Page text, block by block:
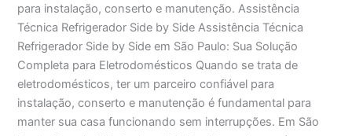
para instalação, conserto e manutenção. Assistência
Técnica Refrigerador Side by Side Assistência Técnica
Refrigerador Side by Side em São Paulo: Sua Solução
Completa para Eletrodomésticos Quando se trata de
eletrodomésticos, ter um parceiro confiável para
instalação, conserto e manutenção é fundamental para
manter sua casa funcionando sem interrupções. Em São